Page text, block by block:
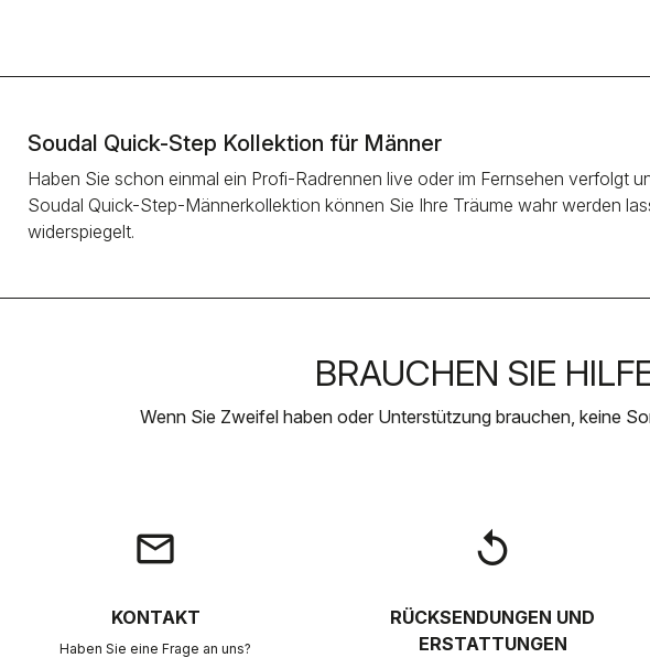
Soudal Quick-Step Kollektion für Männer
Haben Sie schon einmal ein Profi-Radrennen live oder im Fernsehen verfolgt
Soudal Quick-Step-Männerkollektion können Sie Ihre Träume wahr werden
widerspiegelt.
BRAUCHEN SIE
Wenn Sie Zweifel haben oder Unterstützung brauchen, keine
email
KONTAKT
Haben Sie eine Frage an uns?
replay
RÜCKSENDUNGEN UND
ERSTATTUNGEN